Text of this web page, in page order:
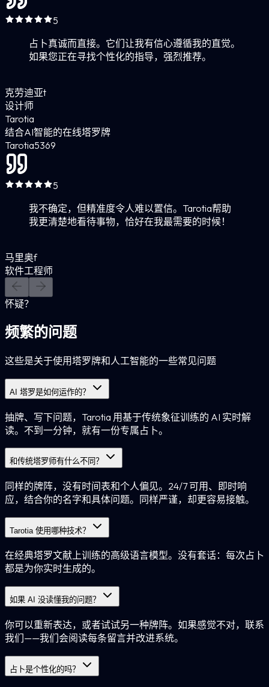
5
占卜真诚而直接。它们让我有信心遵循我的直觉。
如果您正在寻找个性化的指导，强烈推荐。
克劳迪亚t
设计师
Tarotia
结合AI智能的在线塔罗牌
Tarotia5369
5
我不确定，但精准度令人难以置信。Tarotia帮助
我更清楚地看待事物，恰好在我最需要的时候！
马里奥f
软件工程师
怀疑？
频繁的问题
这些是关于使用塔罗牌和人工智能的一些常见问题
AI 塔罗是如何运作的？
抽牌、写下问题，Tarotia 用基于传统象征训练的 AI 实时解
读。不到一分钟，就有一份专属占卜。
和传统塔罗师有什么不同？
同样的牌阵，没有时间表和个人偏见。24/7 可用、即时响
应，结合你的名字和具体问题。同样严谨，却更容易接触。
Tarotia 使用哪种技术？
在经典塔罗文献上训练的高级语言模型。没有套话：每次占卜
都是为你实时生成的。
如果 AI 没读懂我的问题？
你可以重新表达，或者试试另一种牌阵。如果感觉不对，联系
我们——我们会阅读每条留言并改进系统。
占卜是个性化的吗？